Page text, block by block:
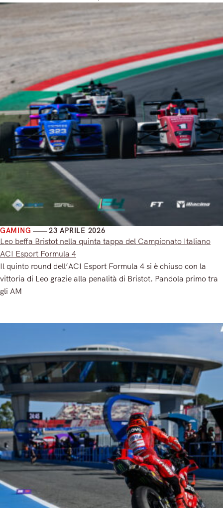
GAMING 23 APRILE 2026
Leo beffa Bristot nella quinta tappa del Campionato Italiano
ACI Esport Formula 4
Il quinto round dell’ACI Esport Formula 4 si è chiuso con la
vittoria di Leo grazie alla penalità di Bristot. Pandola primo tra
gli AM